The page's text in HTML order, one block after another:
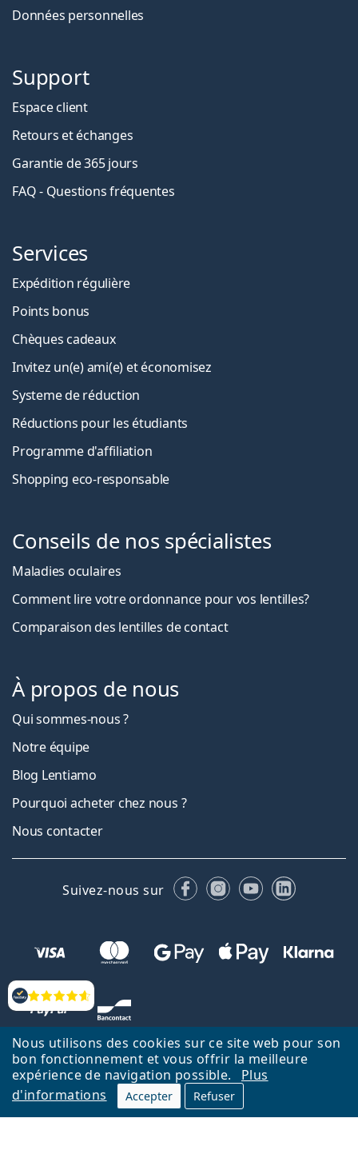
Nous utilisons des cookies sur ce site web pour son
bon fonctionnement et vous offrir la meilleure
expérience de navigation possible.
Plus
d'informations
Accepter Refuser
Évaluation
Données personnelles
Support
Espace client
Retours et échanges
Garantie de 365 jours
FAQ - Questions fréquentes
Services
Expédition régulière
Points bonus
Chèques cadeaux
Invitez un(e) ami(e) et économisez
Systeme de réduction
Réductions pour les étudiants
Programme d'affiliation
Shopping eco-responsable
Conseils de nos spécialistes
Maladies oculaires
Comment lire votre ordonnance pour vos lentilles?
Comparaison des lentilles de contact
À propos de nous
Qui sommes-nous ?
Notre équipe
Blog Lentiamo
Pourquoi acheter chez nous ?
Nous contacter
Suivez-nous sur FacebookInstagram
YouTubeLinkedIn
Retour à la page d'accueil Haut
Nederlands